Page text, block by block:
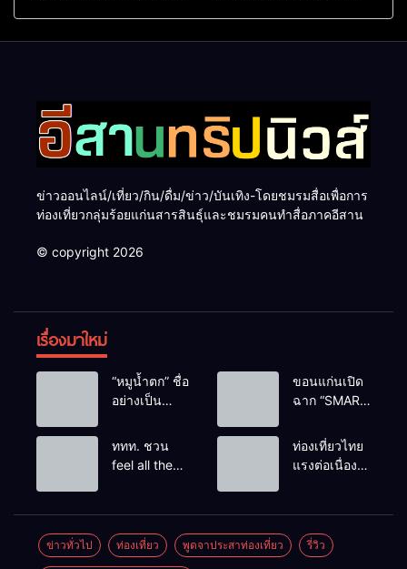
ข่าวออนไลน์/เที่ยว/กิน/ดื่ม/ข่าว/บันเทิง-โดยชมรมสื่อเพื่อการ
ท่องเที่ยวกลุ่มร้อยแก่นสารสินธุ์และชมรมคนทำสื่อภาคอีสาน
© copyright 2026
เรื่องมาใหม่
“หมูน้ำตก” ชื่อ
อย่างเป็น
แคระตัวใหม่
ร่วมกิจกรรม
ร่วมโหวต
ชนะกว่า
ขอนแก่นเปิด
ฉาก “SMART
EXPO 2026”
ยิ่งใหญ่ หนุนผู้
ระดับ
เศรษฐกิจ
ดิจิทัลอีสาน
ททท. ชวน
feel all the
พบเมืองไทย
มุมใหม่กับ
ท่องเที่ยวไทย
แรงต่อเนื่อง!
สากล ตอกย้ำ
ผลสำเร็จ ดัน
ข่าวทั่วไป ท่องเที่ยว พูดจาประสาท่องเที่ยว รี่วิว